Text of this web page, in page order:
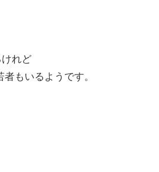
けれど
もいるようです。